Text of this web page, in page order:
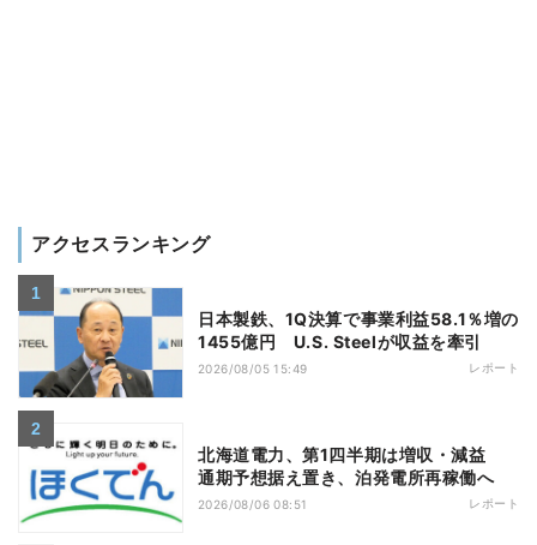
アクセスランキング
日本製鉄、1Q決算で事業利益58.1％増の
1455億円 U.S. Steelが収益を牽引
2026/08/05 15:49 レポート
北海道電力、第1四半期は増収・減益
通期予想据え置き、泊発電所再稼働へ
2026/08/06 08:51 レポート